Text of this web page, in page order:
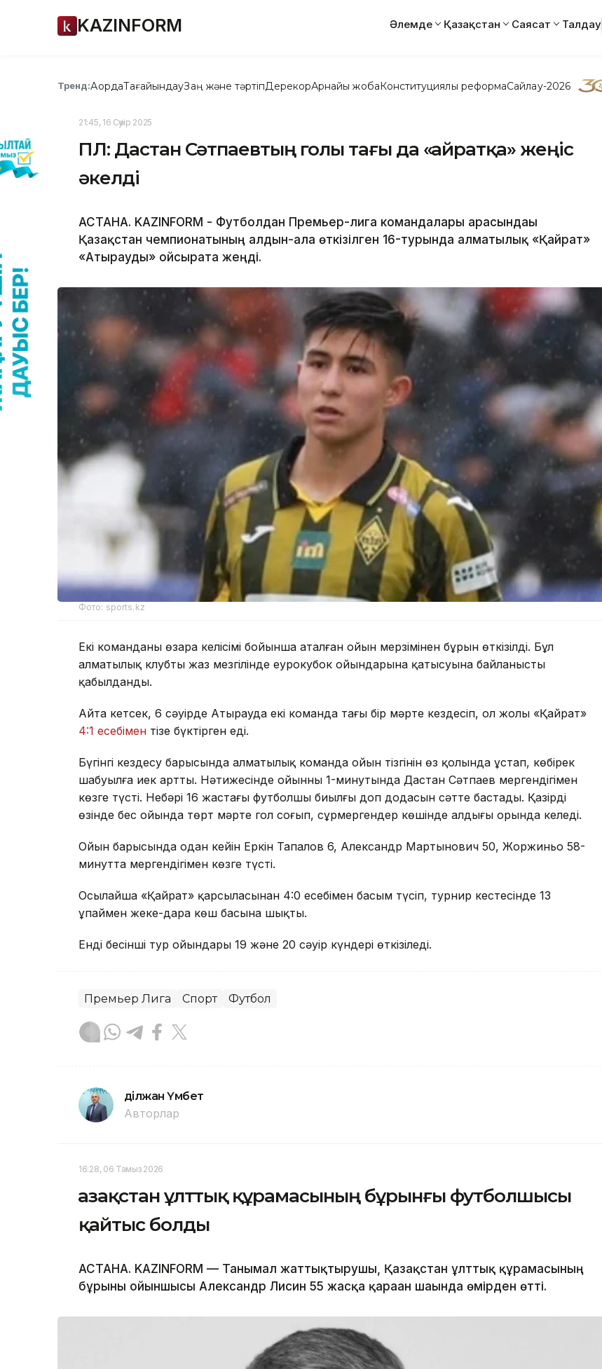
KAZINFORM Әлемде Қазақстан Саясат Талдау
Тренд:АқордаТағайындауЗаң және тәртіпДерекқорАрнайы жобаКонституциялық реформаСайлау-2026
21:45, 16 Сәуір 2025
ҚПЛ: Дастан Сәтпаевтың голы тағы да «Қайратқа» жеңіс
әкелді
АСТАНА. KAZINFORM - Футболдан Премьер-лига командалары арасындағы
Қазақстан чемпионатының алдын-ала өткізілген 16-турында алматылық «Қайрат»
«Атырауды» ойсырата жеңді.
Фото: sports.kz
Екі команданың өзара келісімі бойынша аталған ойын мерзімінен бұрын өткізілді. Бұл
алматылық клубтың жаз мезгілінде еурокубок ойындарына қатысуына байланысты
қабылданды.
Айта кетсек, 6 сәуірде Атырауда екі команда тағы бір мәрте кездесіп, ол жолы «Қайрат»
4:1 есебімен тізе бүктірген еді.
Бүгінгі кездесу барысында алматылық команда ойын тізгінін өз қолында ұстап, көбірек
шабуылға иек артты. Нәтижесінде ойынның 1-минутында Дастан Сәтпаев мергендігімен
көзге түсті. Небәрі 16 жастағы футболшы биылғы доп додасын сәтте бастады. Қазірдің
өзінде бес ойында төрт мәрте гол соғып, сұрмергендер көшінде алдыңғы орында келеді.
Ойын барысында одан кейін Еркін Тапалов 6, Александр Мартынович 50, Жоржиньо 58-
минутта мергендігімен көзге түсті.
Осылайша «Қайрат» қарсыласынан 4:0 есебімен басым түсіп, турнир кестесінде 13
ұпаймен жеке-дара көш басына шықты.
Енді бесінші тур ойындары 19 және 20 сәуір күндері өткізіледі.
Премьер Лига Спорт Футбол
Әділжан Үмбет
Авторлар
16:28, 06 Тамыз 2026
Қазақстан ұлттық құрамасының бұрынғы футболшысы
қайтыс болды
АСТАНА. KAZINFORM — Танымал жаттықтырушы, Қазақстан ұлттық құрамасының
бұрынғы ойыншысы Александр Лисин 55 жасқа қараған шағында өмірден өтті.